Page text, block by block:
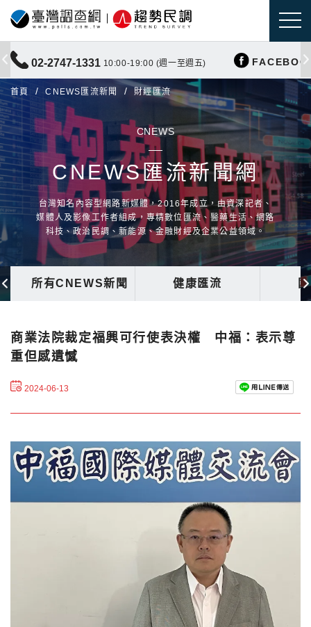
02-2747-1331 10:00-19:00 (週一至週五)
首頁 CNEWS匯流新聞 財經匯流
CNEWS
CNEWS匯流新聞網
台灣知名內容型網路新媒體，2016年成立，由資深記者、
媒體人及影像工作者組成，專精數位匯流、醫藥生活、網路
科技、政治民調、新能源、金融財經及企業公益領域。
所有CNEWS新聞 健康匯流
商業法院裁定福興可行使表決權 中福：表示尊
重但感遺憾
2024-06-13